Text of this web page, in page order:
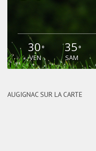
30°
VEN
35°
SAM
AUGIGNAC SUR LA CARTE